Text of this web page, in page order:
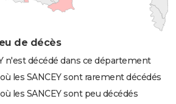
de décès
n'est décédé dans ce département
les SANCEY sont rarement décédés
les SANCEY sont peu décédés